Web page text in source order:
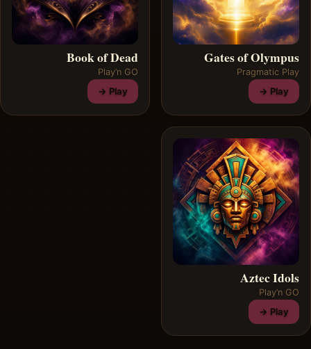
Gates of Olympus
Pragmatic Play
Play →
Book of Dead
Play’n GO
Play →
Aztec Idols
Play’n GO
Play →